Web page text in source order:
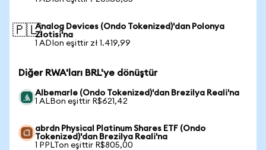
🇵🇱Analog Devices (Ondo Tokenized)'dan Polonya
Zlotisi'na
1 ADIon eşittir zł 1.419,99
Diğer RWA'ları BRL'ye dönüştür
Albemarle (Ondo Tokenized)'dan Brezilya Reali'na
1 ALBon eşittir R$621,42
abrdn Physical Platinum Shares ETF (Ondo
Tokenized)'dan Brezilya Reali'na
1 PPLTon eşittir R$805,00